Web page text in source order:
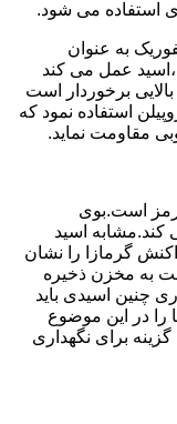
استفاده می شود.
به عنوان
عمل می کند
برخوردار است
استفاده نمود که
مقاومت نماید.
است.بوی
کند.مشابه اسید
گرمازا را نشان
به مخزن ذخیره
چنین اسیدی باید
را در این موضوع
برای نگهداری